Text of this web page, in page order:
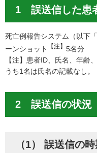
1 誤送信した患
死亡例報告システム（以下
ーンショット
【注】 5名分
【注】患者ID、氏名、年齢
うち1名は氏名の記載なし。
2 誤送信の状況
（1） 誤送信の時